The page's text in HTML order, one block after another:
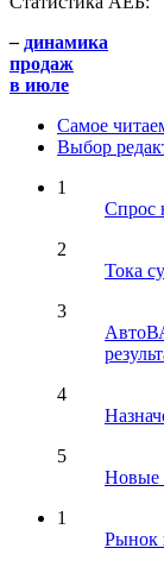
– динамика
продаж
в июле
Самое
Выбор
1
Спрос
2
Тока
3
4
5
Новые
1
Рынок